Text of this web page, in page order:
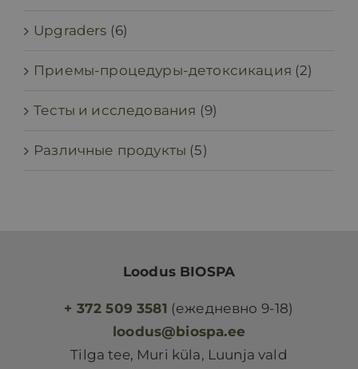
Upgraders (6)
Приемы-процедуры-детоксикация (2)
Тесты и исследования (9)
Различные продукты (5)
Loodus BIOSPA
+ 372 509 3581 (ежедневно 9-18)
loodus@biospa.ee
Tilga tee, Muri küla, Luunja vald